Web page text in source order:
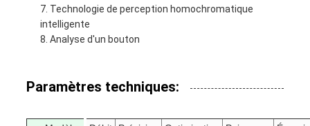
Technologie de perception homochromatique
intelligente
Analyse d'un bouton
Paramètres techniques: